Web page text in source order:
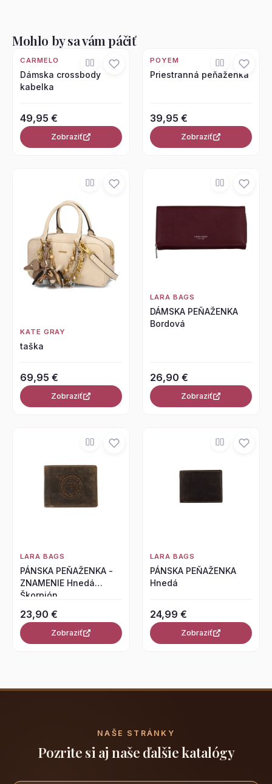
Mohlo by sa vám páčiť
CARMELO
Dámska crossbody
kabelka
49,95 €
Zobraziť
POYEM
Priestranná peňaženka
39,95 €
Zobraziť
KATE GRAY
taška
69,95 €
Zobraziť
LARA BAGS
DÁMSKA PEŇAŽENKA
Bordová
26,90 €
Zobraziť
LARA BAGS
PÁNSKA PEŇAŽENKA -
ZNAMENIE Hnedá
Škorpión
23,90 €
Zobraziť
LARA BAGS
PÁNSKA PEŇAŽENKA
Hnedá
24,99 €
Zobraziť
NAŠE STRÁNKY
Pozrite si aj naše ďalšie katalógy